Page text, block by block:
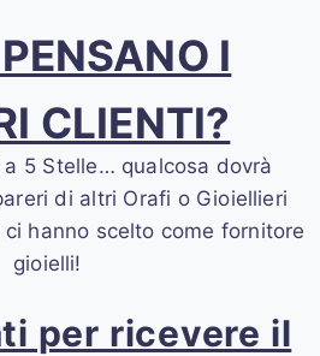
I
CLIENTI?
a 5 Stelle… qualcosa dovrà
di altri Orafi o Gioiellieri
hanno scelto come fornitore
gioielli!
per ricevere il